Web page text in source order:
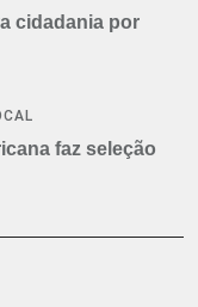
cidadania por
faz seleção